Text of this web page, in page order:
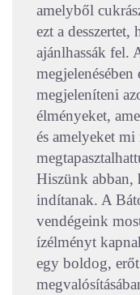
amelyből
ezt a
ajánlhassák fel.
megjeleníteni
élményeket,
és amelyeket
Hiszünk abban,
indítanak. A
vendégeink
ízélményt
egy boldog,